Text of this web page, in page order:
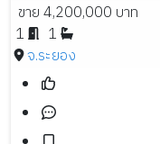
ขาย 4,200,000 บาท
1
1
จ.ระยอง